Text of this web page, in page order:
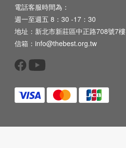
電話客服時間為：
週一至週五 8：30 -17：30
地址：新北市新莊區中正路708號7樓
信箱：info@thebest.org.tw